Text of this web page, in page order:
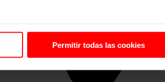
Permitir todas las cookies